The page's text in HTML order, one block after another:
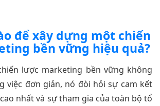
để xây dựng một chiến
bền vững hiệu quả?
lược marketing bền vững không
việc đơn giản, nó đòi hỏi sự cam kết
nhất và sự tham gia của toàn bộ tổ